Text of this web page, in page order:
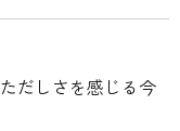
だしさを感じる今